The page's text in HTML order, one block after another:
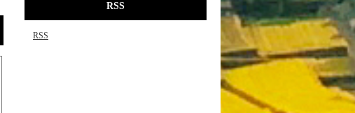
RSS
RSS